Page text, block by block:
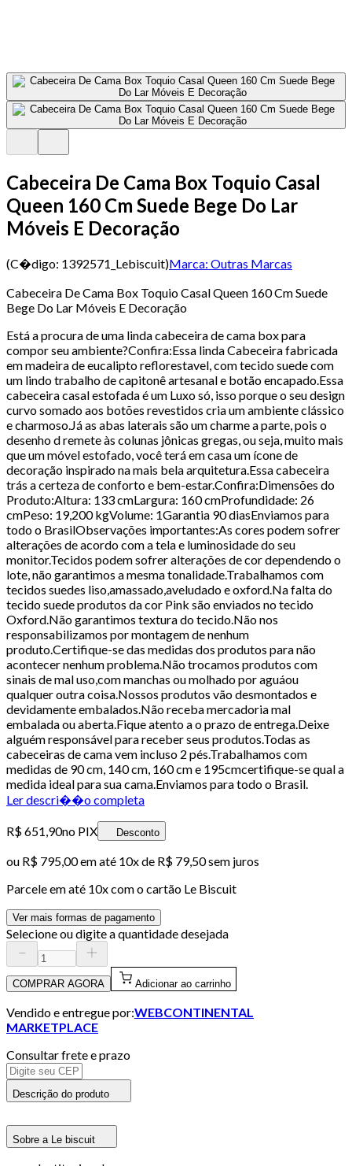
Cabeceira De Cama Box Toquio Casal
Queen 160 Cm Suede Bege Do Lar
Móveis E Decoração
(C�digo: 1392571_Lebiscuit)Marca: Outras Marcas
Cabeceira De Cama Box Toquio Casal Queen 160 Cm Suede
Bege Do Lar Móveis E Decoração
Está a procura de uma linda cabeceira de cama box para
compor seu ambiente?Confira:Essa linda Cabeceira fabricada
em madeira de eucalipto reflorestavel, com tecido suede com
um lindo trabalho de capitonê artesanal e botão encapado.Essa
cabeceira casal estofada é um Luxo só, isso porque o seu design
curvo somado aos botões revestidos cria um ambiente clássico
e charmoso.Já as abas laterais são um charme a parte, pois o
desenho d remete às colunas jônicas gregas, ou seja, muito mais
que um móvel estofado, você terá em casa um ícone de
decoração inspirado na mais bela arquitetura.Essa cabeceira
trás a certeza de conforto e bem-estar.Confira:Dimensões do
Produto:Altura: 133 cmLargura: 160 cmProfundidade: 26
cmPeso: 19,200 kgVolume: 1Garantia 90 diasEnviamos para
todo o BrasilObservações importantes:As cores podem sofrer
alterações de acordo com a tela e luminosidade do seu
monitor.Tecidos podem sofrer alterações de cor dependendo o
lote, não garantimos a mesma tonalidade.Trabalhamos com
tecidos suedes liso,amassado,aveludado e oxford.Na falta do
tecido suede produtos da cor Pink são enviados no tecido
Oxford.Não garantimos textura do tecido.Não nos
responsabilizamos por montagem de nenhum
produto.Certifique-se das medidas dos produtos para não
acontecer nenhum problema.Não trocamos produtos com
sinais de mal uso,com manchas ou molhado por aguáou
qualquer outra coisa.Nossos produtos vão desmontados e
devidamente embalados.Não receba mercadoria mal
embalada ou aberta.Fique atento a o prazo de entrega.Deixe
alguém responsável para receber seus produtos.Todas as
cabeceiras de cama vem incluso 2 pés.Trabalhamos com
medidas de 90 cm, 140 cm, 160 cm e 195cmcertifique-se qual a
medida ideal para sua cama.Enviamos para todo o Brasil.
Ler descri��o completa
R$ 651,90no PIX Desconto
ou R$ 795,00em até 10x de R$ 79,50 sem juros
Parcele em até 10x com o cartão Le Biscuit
Ver mais formas de pagamento
Selecione ou digite a quantidade desejada
COMPRAR AGORA Adicionar ao carrinho
Vendido e entregue por:WEBCONTINENTAL
MARKETPLACE
Consultar frete e prazo
Descrição do produto
Sobre a Le biscuit